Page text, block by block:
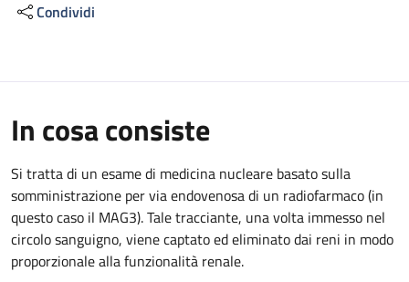
Condividi
In cosa consiste
Si tratta di un esame di medicina nucleare basato sulla
somministrazione per via endovenosa di un radiofarmaco (in
questo caso il MAG3). Tale tracciante, una volta immesso nel
circolo sanguigno, viene captato ed eliminato dai reni in modo
proporzionale alla funzionalità renale.